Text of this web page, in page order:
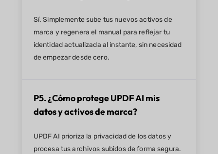
Sí. Simplemente sube tus nuevos activos de
marca y regenera el manual para reflejar tu
identidad actualizada al instante, sin necesidad
de empezar desde cero.
P5. ¿Cómo protege UPDF AI mis
datos y activos de marca?
UPDF AI prioriza la privacidad de los datos y
procesa tus archivos subidos de forma segura.